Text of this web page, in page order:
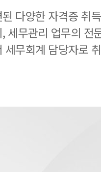
다양한 자격증 취
세무관리 업무의 전
세무회계 담당자로